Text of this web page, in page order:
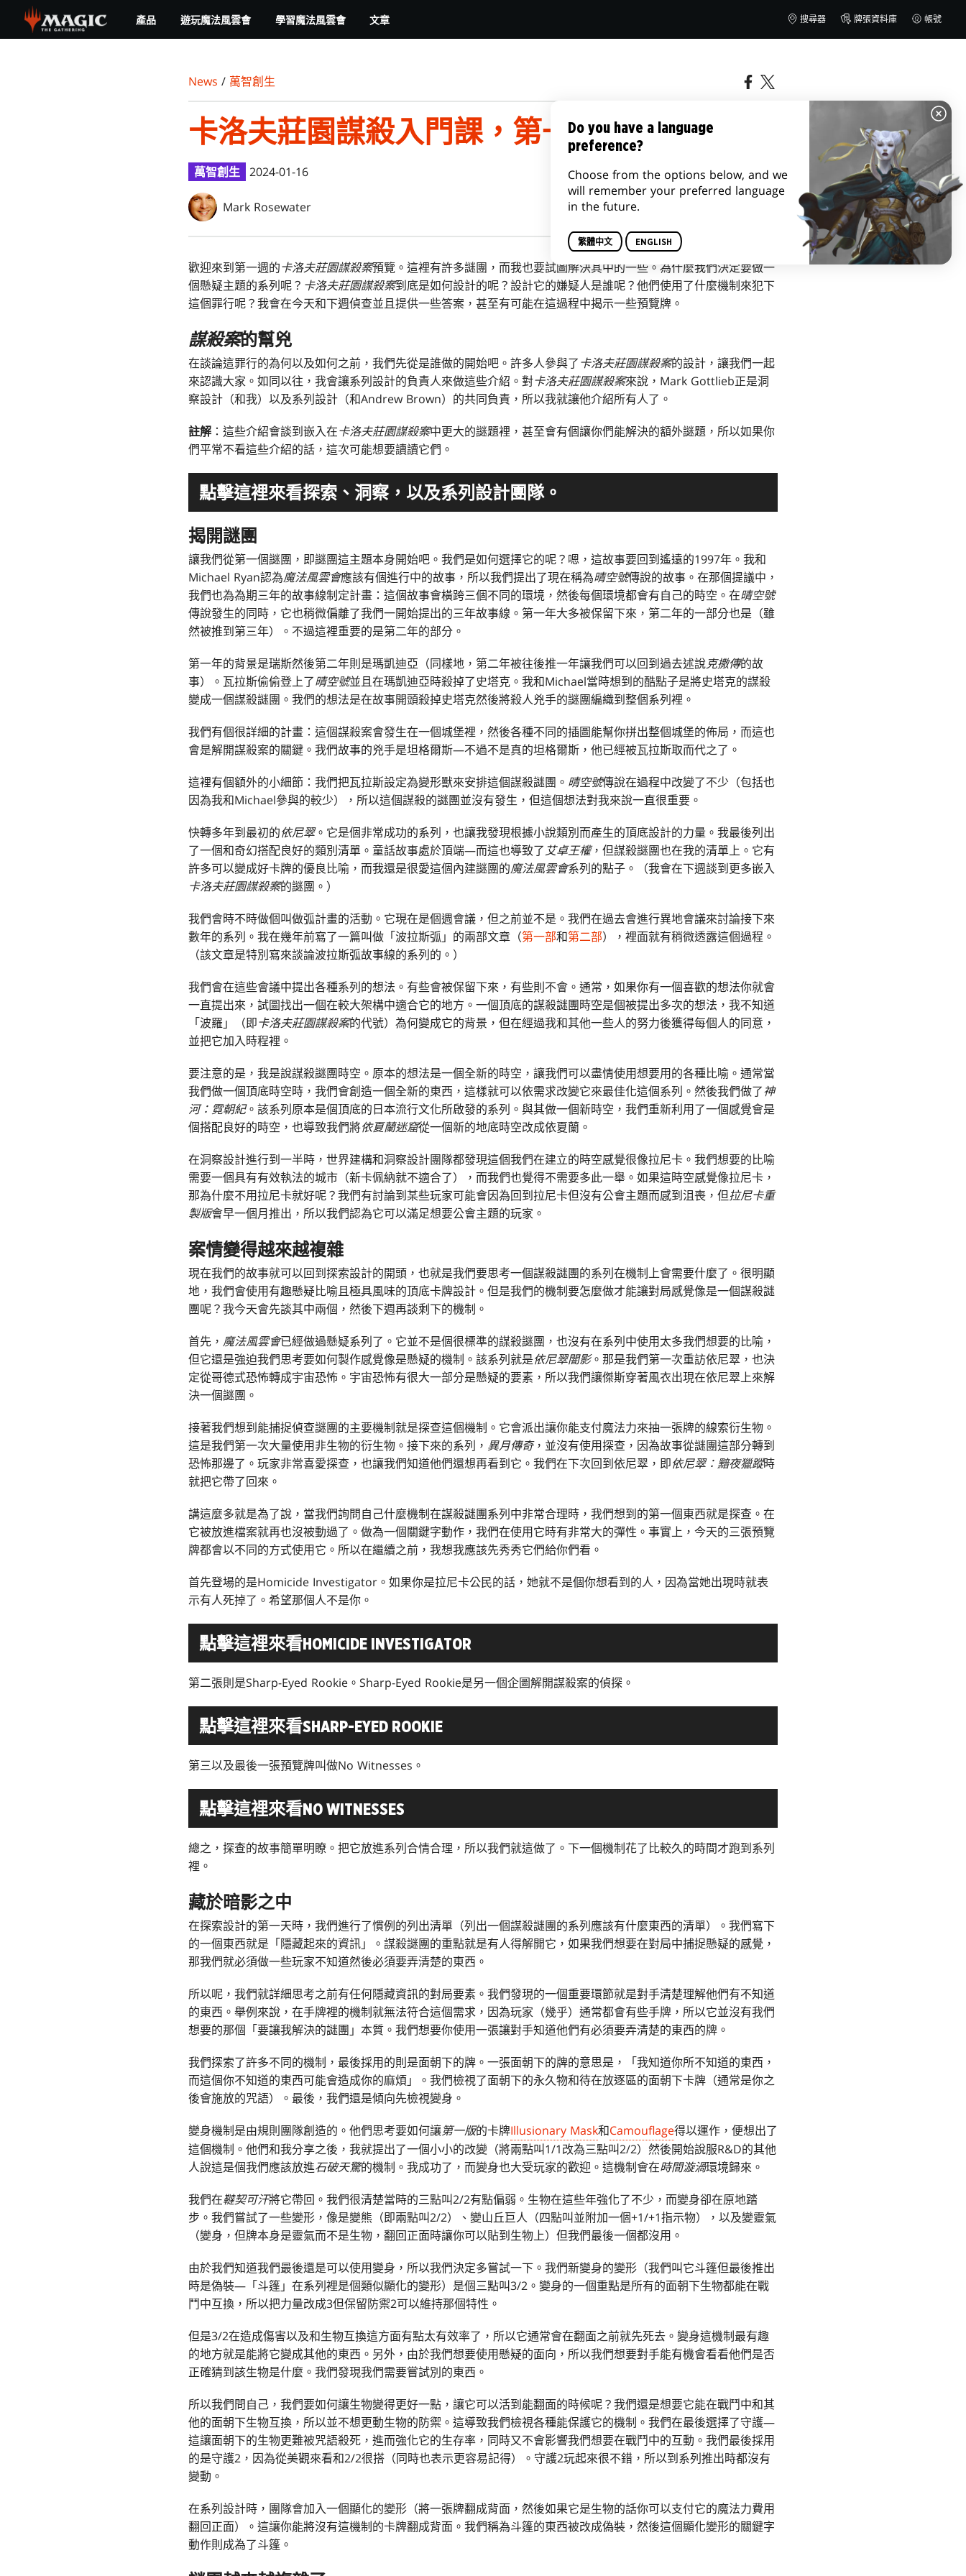
main
產品 遊玩魔法風雲會 學習魔法風雲會 文章 搜尋器 牌張資料庫 帳號
News / 萬智創生
卡洛夫莊園謀殺入門課，第一部
萬智創生 2024-01-16
Mark Rosewater
歡迎來到第一週的卡洛夫莊園謀殺案預覽。這裡有許多謎團，而我也要試圖解決其中的一些。為什麼我們決定要做一
個懸疑主題的系列呢？ 卡洛夫莊園謀殺案到底是如何設計的呢？設計它的嫌疑人是誰呢？他們使用了什麼機制來犯下
這個罪行呢？我會在今天和下週偵查並且提供一些答案，甚至有可能在這過程中揭示一些預覽牌。
謀殺案的幫兇
在談論這罪行的為何以及如何之前，我們先從是誰做的開始吧。許多人參與了卡洛夫莊園謀殺案的設計，讓我們一起
來認識大家。如同以往，我會讓系列設計的負責人來做這些介紹。對卡洛夫莊園謀殺案來說，Mark Gottlieb正是洞
察設計（和我）以及系列設計（和Andrew Brown）的共同負責，所以我就讓他介紹所有人了。
註解 ：這些介紹會談到嵌入在卡洛夫莊園謀殺案中更大的謎題裡，甚至會有個讓你們能解決的額外謎題，所以如果你
們平常不看這些介紹的話，這次可能想要讀讀它們。
點擊這裡來看探索、洞察，以及系列設計團隊。
揭開謎團
讓我們從第一個謎團，即謎團這主題本身開始吧。我們是如何選擇它的呢？嗯，這故事要回到遙遠的1997年。我和
Michael Ryan認為魔法風雲會應該有個進行中的故事，所以我們提出了現在稱為晴空號傳說的故事。在那個提議中，
我們也為為期三年的故事線制定計畫：這個故事會橫跨三個不同的環境，然後每個環境都會有自己的時空。在晴空號
傳說發生的同時，它也稍微偏離了我們一開始提出的三年故事線。第一年大多被保留下來，第二年的一部分也是（雖
然被推到第三年）。不過這裡重要的是第二年的部分。
第一年的背景是瑞斯然後第二年則是瑪凱迪亞（同樣地，第二年被往後推一年讓我們可以回到過去述說克撒傳的故
事）。瓦拉斯偷偷登上了晴空號並且在瑪凱迪亞時殺掉了史塔克。我和Michael當時想到的酷點子是將史塔克的謀殺
變成一個謀殺謎團。我們的想法是在故事開頭殺掉史塔克然後將殺人兇手的謎團編織到整個系列裡。
我們有個很詳細的計畫：這個謀殺案會發生在一個城堡裡，然後各種不同的插圖能幫你拼出整個城堡的佈局，而這也
會是解開謀殺案的關鍵。我們故事的兇手是坦格爾斯—不過不是真的坦格爾斯，他已經被瓦拉斯取而代之了。
這裡有個額外的小細節：我們把瓦拉斯設定為變形獸來安排這個謀殺謎團。 晴空號傳說在過程中改變了不少（包括也
因為我和Michael參與的較少），所以這個謀殺的謎團並沒有發生，但這個想法對我來說一直很重要。
快轉多年到最初的依尼翠。它是個非常成功的系列，也讓我發現根據小說類別而產生的頂底設計的力量。我最後列出
了一個和奇幻搭配良好的類別清單。童話故事處於頂端—而這也導致了艾卓王權，但謀殺謎團也在我的清單上。它有
許多可以變成好卡牌的優良比喻，而我還是很愛這個內建謎團的魔法風雲會系列的點子。（我會在下週談到更多嵌入
卡洛夫莊園謀殺案的謎團。）
我們會時不時做個叫做弧計畫的活動。它現在是個週會議，但之前並不是。我們在過去會進行異地會議來討論接下來
數年的系列。我在幾年前寫了一篇叫做「波拉斯弧」的兩部文章（第一部和第二部），裡面就有稍微透露這個過程。
（該文章是特別寫來談論波拉斯弧故事線的系列的。）
我們會在這些會議中提出各種系列的想法。有些會被保留下來，有些則不會。通常，如果你有一個喜歡的想法你就會
一直提出來，試圖找出一個在較大架構中適合它的地方。一個頂底的謀殺謎團時空是個被提出多次的想法，我不知道
「波羅」（即卡洛夫莊園謀殺案的代號）為何變成它的背景，但在經過我和其他一些人的努力後獲得每個人的同意，
並把它加入時程裡。
要注意的是，我是說謀殺謎團時空。原本的想法是一個全新的時空，讓我們可以盡情使用想要用的各種比喻。通常當
我們做一個頂底時空時，我們會創造一個全新的東西，這樣就可以依需求改變它來最佳化這個系列。然後我們做了神
河：霓朝紀。該系列原本是個頂底的日本流行文化所啟發的系列。與其做一個新時空，我們重新利用了一個感覺會是
個搭配良好的時空，也導致我們將依夏蘭迷窟從一個新的地底時空改成依夏蘭。
在洞察設計進行到一半時，世界建構和洞察設計團隊都發現這個我們在建立的時空感覺很像拉尼卡。我們想要的比喻
需要一個具有有效執法的城市（新卡佩納就不適合了），而我們也覺得不需要多此一舉。如果這時空感覺像拉尼卡，
那為什麼不用拉尼卡就好呢？我們有討論到某些玩家可能會因為回到拉尼卡但沒有公會主題而感到沮喪，但拉尼卡重
製版會早一個月推出，所以我們認為它可以滿足想要公會主題的玩家。
案情變得越來越複雜
現在我們的故事就可以回到探索設計的開頭，也就是我們要思考一個謀殺謎團的系列在機制上會需要什麼了。很明顯
地，我們會使用有趣懸疑比喻且極具風味的頂底卡牌設計。但是我們的機制要怎麼做才能讓對局感覺像是一個謀殺謎
團呢？我今天會先談其中兩個，然後下週再談剩下的機制。
首先， 魔法風雲會已經做過懸疑系列了。它並不是個很標準的謀殺謎團，也沒有在系列中使用太多我們想要的比喻，
但它還是強迫我們思考要如何製作感覺像是懸疑的機制。該系列就是依尼翠闇影。那是我們第一次重訪依尼翠，也決
定從哥德式恐怖轉成宇宙恐怖。宇宙恐怖有很大一部分是懸疑的要素，所以我們讓傑斯穿著風衣出現在依尼翠上來解
決一個謎團。
接著我們想到能捕捉偵查謎團的主要機制就是探查這個機制。它會派出讓你能支付魔法力來抽一張牌的線索衍生物。
這是我們第一次大量使用非生物的衍生物。接下來的系列， 異月傳奇，並沒有使用探查，因為故事從謎團這部分轉到
恐怖那邊了。玩家非常喜愛探查，也讓我們知道他們還想再看到它。我們在下次回到依尼翠，即依尼翠：黯夜獵蹤時
就把它帶了回來。
講這麼多就是為了說，當我們詢問自己什麼機制在謀殺謎團系列中非常合理時，我們想到的第一個東西就是探查。在
它被放進檔案就再也沒被動過了。做為一個關鍵字動作，我們在使用它時有非常大的彈性。事實上，今天的三張預覽
牌都會以不同的方式使用它。所以在繼續之前，我想我應該先秀秀它們給你們看。
首先登場的是Homicide Investigator。如果你是拉尼卡公民的話，她就不是個你想看到的人，因為當她出現時就表
示有人死掉了。希望那個人不是你。
點擊這裡來看HOMICIDE INVESTIGATOR
第二張則是Sharp-Eyed Rookie。Sharp-Eyed Rookie是另一個企圖解開謀殺案的偵探。
點擊這裡來看SHARP-EYED ROOKIE
第三以及最後一張預覽牌叫做No Witnesses。
點擊這裡來看NO WITNESSES
總之，探查的故事簡單明瞭。把它放進系列合情合理，所以我們就這做了。下一個機制花了比較久的時間才跑到系列
裡。
藏於暗影之中
在探索設計的第一天時，我們進行了慣例的列出清單（列出一個謀殺謎團的系列應該有什麼東西的清單）。我們寫下
的一個東西就是「隱藏起來的資訊」。謀殺謎團的重點就是有人得解開它，如果我們想要在對局中捕捉懸疑的感覺，
那我們就必須做一些玩家不知道然後必須要弄清楚的東西。
所以呢，我們就詳細思考之前有任何隱藏資訊的對局要素。我們發現的一個重要環節就是對手清楚理解他們有不知道
的東西。舉例來說，在手牌裡的機制就無法符合這個需求，因為玩家（幾乎）通常都會有些手牌，所以它並沒有我們
想要的那個「要讓我解決的謎團」本質。我們想要你使用一張讓對手知道他們有必須要弄清楚的東西的牌。
我們探索了許多不同的機制，最後採用的則是面朝下的牌。一張面朝下的牌的意思是，「我知道你所不知道的東西，
而這個你不知道的東西可能會造成你的麻煩」。我們檢視了面朝下的永久物和待在放逐區的面朝下卡牌（通常是你之
後會施放的咒語）。最後，我們還是傾向先檢視變身。
變身機制是由規則團隊創造的。他們思考要如何讓第一版的卡牌Illusionary Mask和Camouflage得以運作，便想出了
這個機制。他們和我分享之後，我就提出了一個小小的改變（將兩點叫1/1改為三點叫2/2）然後開始說服R&D的其他
人說這是個我們應該放進石破天驚的機制。我成功了，而變身也大受玩家的歡迎。這機制會在時間漩渦環境歸來。
我們在韃契可汗將它帶回。我們很清楚當時的三點叫2/2有點偏弱。生物在這些年強化了不少，而變身卻在原地踏
步。我們嘗試了一些變形，像是變熊（即兩點叫2/2）、變山丘巨人（四點叫並附加一個+1/+1指示物），以及變靈氣
（變身，但牌本身是靈氣而不是生物，翻回正面時讓你可以貼到生物上）但我們最後一個都沒用。
由於我們知道我們最後還是可以使用變身，所以我們決定多嘗試一下。我們新變身的變形（我們叫它斗篷但最後推出
時是偽裝—「斗篷」在系列裡是個類似顯化的變形）是個三點叫3/2。變身的一個重點是所有的面朝下生物都能在戰
鬥中互換，所以把力量改成3但保留防禦2可以維持那個特性。
但是3/2在造成傷害以及和生物互換這方面有點太有效率了，所以它通常會在翻面之前就先死去。變身這機制最有趣
的地方就是能將它變成其他的東西。另外，由於我們想要使用懸疑的面向，所以我們想要對手能有機會看看他們是否
正確猜到該生物是什麼。我們發現我們需要嘗試別的東西。
所以我們問自己，我們要如何讓生物變得更好一點，讓它可以活到能翻面的時候呢？我們還是想要它能在戰鬥中和其
他的面朝下生物互換，所以並不想更動生物的防禦。這導致我們檢視各種能保護它的機制。我們在最後選擇了守護—
這讓面朝下的生物更難被咒語殺死，進而強化它的生存率，同時又不會影響我們想要在戰鬥中的互動。我們最後採用
的是守護2，因為從美觀來看和2/2很搭（同時也表示更容易記得）。守護2玩起來很不錯，所以到系列推出時都沒有
變動。
在系列設計時，團隊會加入一個顯化的變形（將一張牌翻成背面，然後如果它是生物的話你可以支付它的魔法力費用
翻回正面）。這讓你能將沒有這機制的卡牌翻成背面。我們稱為斗篷的東西被改成偽裝，然後這個顯化變形的關鍵字
動作則成為了斗篷。
Do you have a language
preference?
Choose from the options below, and we
will remember your preferred language
in the future.
繁體中文 ENGLISH